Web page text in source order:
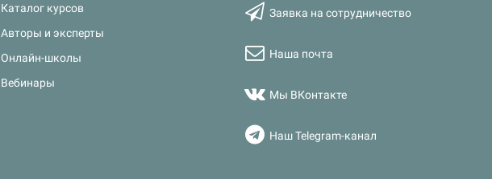
Каталог курсов
Авторы и эксперты
Онлайн-школы
Вебинары
Заявка на сотрудничество
Наша почта
Мы ВКонтакте
Наш Telegram-канал